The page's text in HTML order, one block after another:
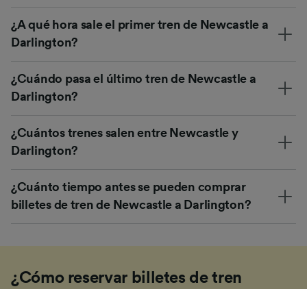
¿A qué hora sale el primer tren de Newcastle a
Darlington?
¿Cuándo pasa el último tren de Newcastle a
Darlington?
¿Cuántos trenes salen entre Newcastle y
Darlington?
¿Cuánto tiempo antes se pueden comprar
billetes de tren de Newcastle a Darlington?
¿Cómo reservar billetes de tren